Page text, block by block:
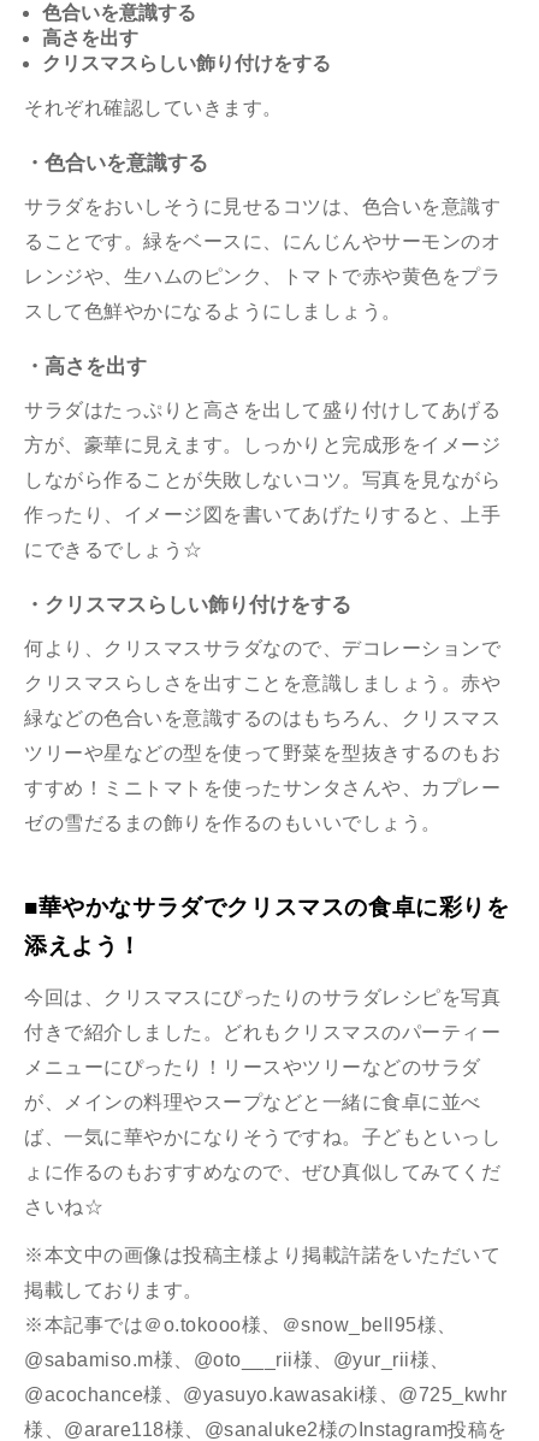
色合いを意識する
高さを出す
クリスマスらしい飾り付けをする
それぞれ確認していきます。
・色合いを意識する
サラダをおいしそうに見せるコツは、色合いを意識す
ることです。緑をベースに、にんじんやサーモンのオ
レンジや、生ハムのピンク、トマトで赤や黄色をプラ
スして色鮮やかになるようにしましょう。
・高さを出す
サラダはたっぷりと高さを出して盛り付けしてあげる
方が、豪華に見えます。しっかりと完成形をイメージ
しながら作ることが失敗しないコツ。写真を見ながら
作ったり、イメージ図を書いてあげたりすると、上手
にできるでしょう☆
・クリスマスらしい飾り付けをする
何より、クリスマスサラダなので、デコレーションで
クリスマスらしさを出すことを意識しましょう。赤や
緑などの色合いを意識するのはもちろん、クリスマス
ツリーや星などの型を使って野菜を型抜きするのもお
すすめ！ミニトマトを使ったサンタさんや、カプレー
ゼの雪だるまの飾りを作るのもいいでしょう。
■華やかなサラダでクリスマスの食卓に彩りを
添えよう！
今回は、クリスマスにぴったりのサラダレシピを写真
付きで紹介しました。どれもクリスマスのパーティー
メニューにぴったり！リースやツリーなどのサラダ
が、メインの料理やスープなどと一緒に食卓に並べ
ば、一気に華やかになりそうですね。子どもといっし
ょに作るのもおすすめなので、ぜひ真似してみてくだ
さいね☆
※本文中の画像は投稿主様より掲載許諾をいただいて
掲載しております。
※本記事では＠o.tokooo様、＠snow_bell95様、
@sabamiso.m様、 @oto___rii様、 @yur_rii様、
@acochance様、 @yasuyo.kawasaki様、 @725_kwhr
様、 @arare118様、 @sanaluke2様の Instagram投稿を